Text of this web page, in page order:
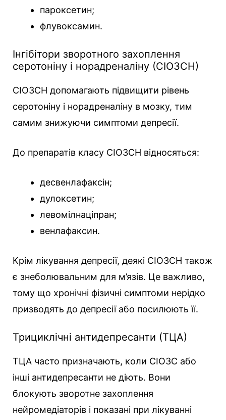
пароксетин;
флувоксамин.
Інгібітори зворотного захоплення
серотоніну і норадреналіну (СІОЗСН)
СІОЗСН допомагають підвищити рівень
серотоніну і норадреналіну в мозку, тим
самим знижуючи симптоми депресії.
До препаратів класу СІОЗСН відносяться:
десвенлафаксін;
дулоксетин;
левомілнаціпран;
венлафаксин.
Крім лікування депресії, деякі СІОЗСН також
є знеболювальним для м’язів. Це важливо,
тому що хронічні фізичні симптоми нерідко
призводять до депресії або посилюють її.
Трициклічні антидепресанти (ТЦА)
ТЦА часто призначають, коли СІОЗС або
інші антидепресанти не діють. Вони
блокують зворотне захоплення
нейромедіаторів і показані при лікуванні